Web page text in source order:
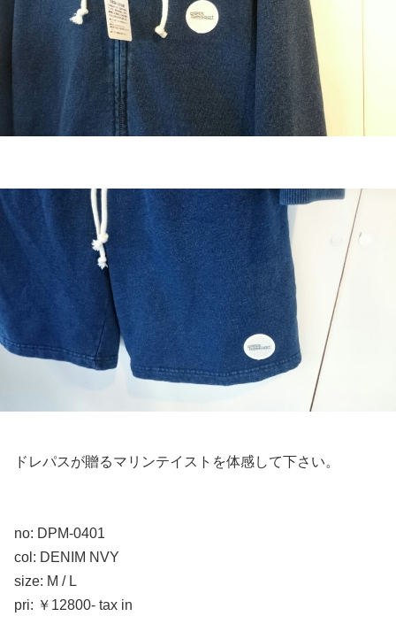
ドレパスが贈るマリンテイストを体感して下さい。
no: DPM-0401
col: DENIM NVY
size: M / L
pri: ￥12800- tax in